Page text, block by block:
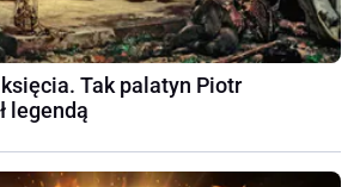
Tak palatyn Piotr
legendą